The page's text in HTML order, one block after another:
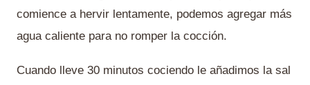
comience a hervir lentamente, podemos agregar más
agua caliente para no romper la cocción.
Cuando lleve 30 minutos cociendo le añadimos la sal